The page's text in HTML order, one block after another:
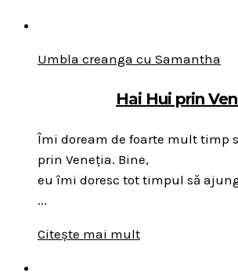
Umbla creanga cu Samantha
Hai Hui prin
Îmi doream de foarte mult timp
prin Veneția. Bine,
eu îmi doresc tot timpul să
...
Citește mai mult